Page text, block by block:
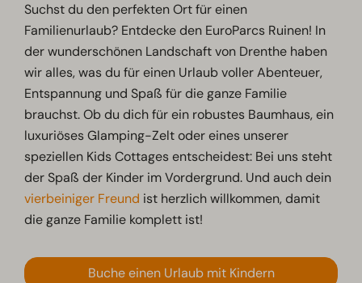
Suchst du den perfekten Ort für einen
Familienurlaub? Entdecke den EuroParcs Ruinen! In
der wunderschönen Landschaft von Drenthe haben
wir alles, was du für einen Urlaub voller Abenteuer,
Entspannung und Spaß für die ganze Familie
brauchst. Ob du dich für ein robustes Baumhaus, ein
luxuriöses Glamping-Zelt oder eines unserer
speziellen Kids Cottages entscheidest: Bei uns steht
der Spaß der Kinder im Vordergrund. Und auch dein
vierbeiniger Freund ist herzlich willkommen, damit
die ganze Familie komplett ist!
Buche einen Urlaub mit Kindern